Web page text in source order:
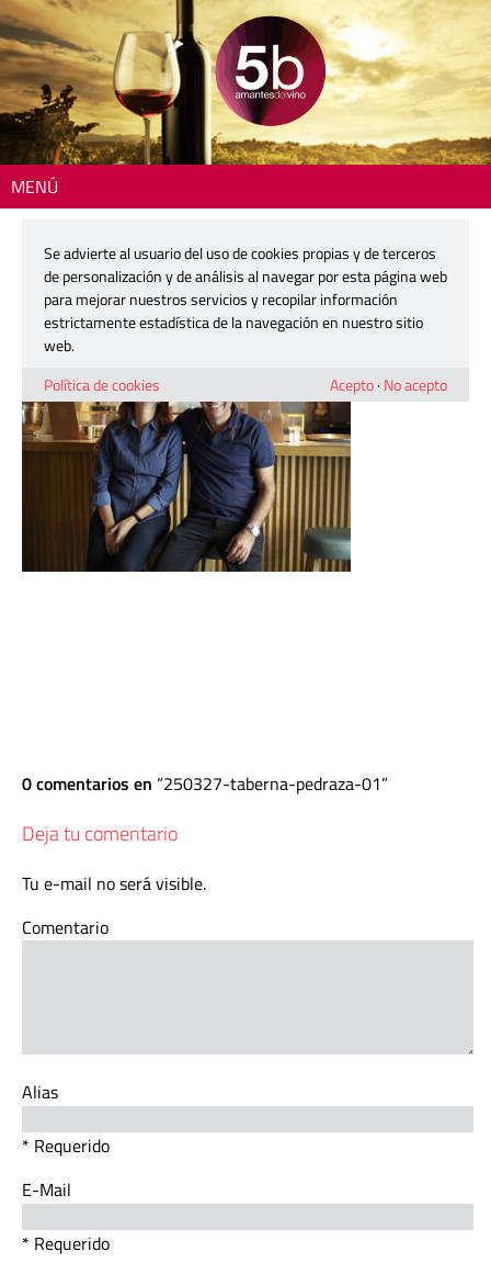
MENÚ
250327-taberna-pedraza-01
27 marzo, 2025
0 comentarios en 250327-taberna-pedraza-01
Deja tu comentario
Tu e-mail no será visible.
Comentario
Alias
* Requerido
E-Mail
* Requerido
Se advierte al usuario del uso de cookies propias y de terceros
de personalización y de análisis al navegar por esta página web
para mejorar nuestros servicios y recopilar información
estrictamente estadística de la navegación en nuestro sitio
web.
Política de cookies
Acepto· No acepto